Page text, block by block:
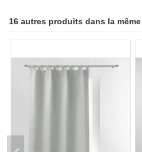
16 autres produits dans la